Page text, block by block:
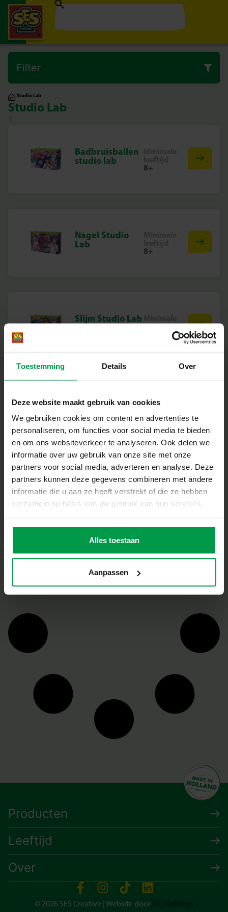
Toestemming Details Over
Deze website maakt gebruik van cookies
We gebruiken cookies om content en advertenties te
personaliseren, om functies voor social media te bieden
en om ons websiteverkeer te analyseren. Ook delen we
informatie over uw gebruik van onze site met onze
partners voor social media, adverteren en analyse. Deze
partners kunnen deze gegevens combineren met andere
informatie die u aan ze heeft verstrekt of die ze hebben
verzameld op basis van uw gebruik van hun services.
Alles toestaan
Aanpassen
Filter
|Studio Lab
Studio Lab
Badbruisballen
studio lab
8+
Nagel Studio
Lab
8+
Slijm Studio Lab
leeftijd
Tattoo studio
Minimale
5+
Zeep Studio LabMinimale
leeftijd
8+
Producten
Leeftijd
Over
© 2026 SES Creative | Website door